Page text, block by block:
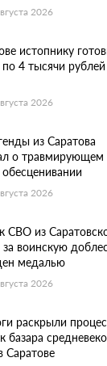
2026
истопнику
4 тысячи рублей
2026
из Саратова
о травмирующем
2026
СВО из
воинскую
медалью
2026
раскрыли
базара
Саратове